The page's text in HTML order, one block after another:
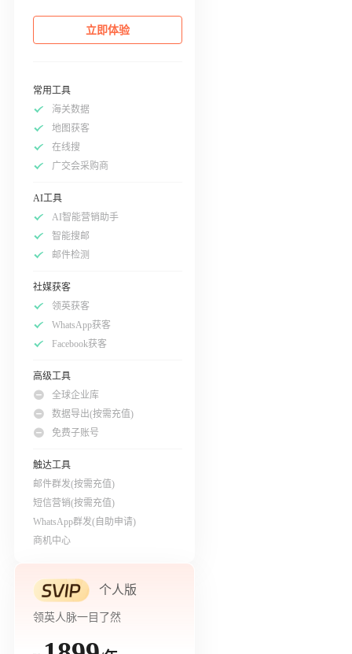
立即体验
常用工具
海关数据
地图获客
在线搜
广交会采购商
AI工具
AI智能营销助手
智能搜邮
邮件检测
社媒获客
领英获客
WhatsApp获客
Facebook获客
高级工具
全球企业库
数据导出(按需充值)
免费子账号
触达工具
邮件群发(按需充值)
短信营销(按需充值)
WhatsApp群发(自助申请)
商机中心
个人版
领英人脉一目了然